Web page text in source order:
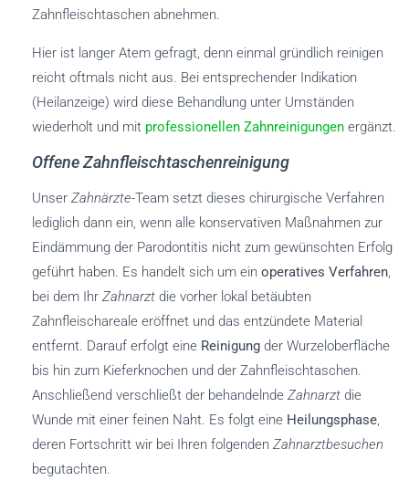
Zahnfleischtaschen abnehmen.
Hier ist langer Atem gefragt, denn einmal gründlich reinigen
reicht oftmals nicht aus. Bei entsprechender Indikation
(Heilanzeige) wird diese Behandlung unter Umständen
wiederholt und mit professionellen Zahnreinigungen ergänzt.
Offene Zahnfleischtaschenreinigung
Unser Zahnärzte-Team setzt dieses chirurgische Verfahren
lediglich dann ein, wenn alle konservativen Maßnahmen zur
Eindämmung der Parodontitis nicht zum gewünschten Erfolg
geführt haben. Es handelt sich um ein operatives Verfahren,
bei dem Ihr Zahnarzt die vorher lokal betäubten
Zahnfleischareale eröffnet und das entzündete Material
entfernt. Darauf erfolgt eine Reinigung der Wurzeloberfläche
bis hin zum Kieferknochen und der Zahnfleischtaschen.
Anschließend verschließt der behandelnde Zahnarzt die
Wunde mit einer feinen Naht. Es folgt eine Heilungsphase,
deren Fortschritt wir bei Ihren folgenden Zahnarztbesuchen
begutachten.